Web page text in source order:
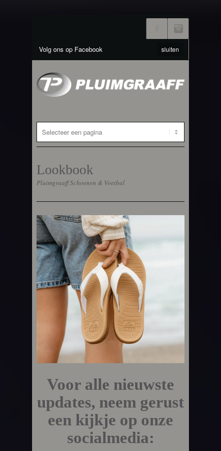
Volg ons op Facebook sluiten
Lookbook
Pluimgraaff Schoenen & Voetbal
Voor alle nieuwste
updates, neem gerust
een kijkje op onze
socialmedia: